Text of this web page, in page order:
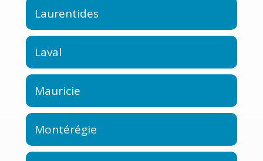
Laurentides
Laval
Mauricie
Montérégie